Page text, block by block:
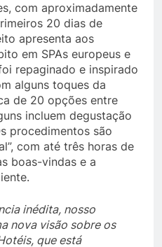
com aproximadamente
20 dias de
apresenta aos
em SPAs europeus e
repaginado e inspirado
alguns toques da
de 20 opções entre
incluem degustação
procedimentos são
com até três horas de
boas-vindas e a
inédita, nosso
nova visão sobre os
que está